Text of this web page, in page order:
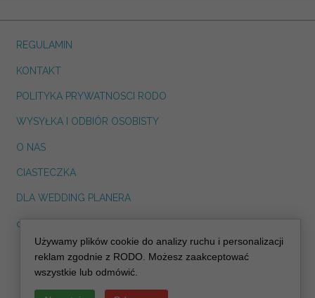
REGULAMIN
KONTAKT
POLITYKA PRYWATNOSCI RODO
WYSYŁKA I ODBIÓR OSOBISTY
O NAS
CIASTECZKA
DLA WEDDING PLANERA
dreskot.com
info@decoris.pl
Używamy plików cookie do analizy ruchu i personalizacji
reklam zgodnie z RODO. Możesz zaakceptować
wszystkie lub odmówić.